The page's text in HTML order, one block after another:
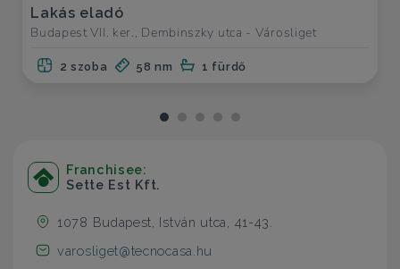
Lakás eladó
Budapest VII. ker., Dembinszky utca - Városliget
2 szoba 58 nm 1 fürdő
Franchisee:
Sette Est Kft.
1078 Budapest, István utca, 41-43.
varosliget@tecnocasa.hu